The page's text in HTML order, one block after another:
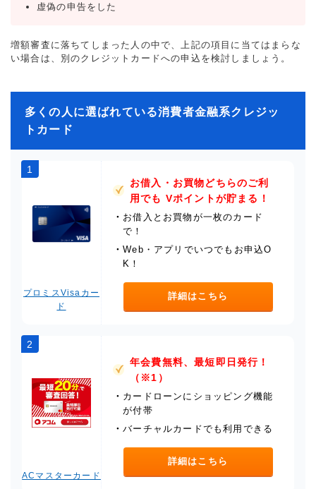
虚偽の申告をした
増額審査に落ちてしまった人の中で、上記の項目に当てはまらな
い場合は、別のクレジットカードへの申込を検討しましょう。
多くの人に選ばれている消費者金融系クレジッ
トカード
1
プロミスVisaカー
ド
お借入・お買物どちらのご利
用でも Vポイントが貯まる！
・ お借入とお買物が一枚のカード
で！
・Web・アプリでいつでもお申込O
K！
詳細はこちら
2
ACマスターカード
年会費無料、最短即日発行！
（※1）
・ カードローンにショッピング機能
が付帯
・バーチャルカードでも利用できる
詳細はこちら